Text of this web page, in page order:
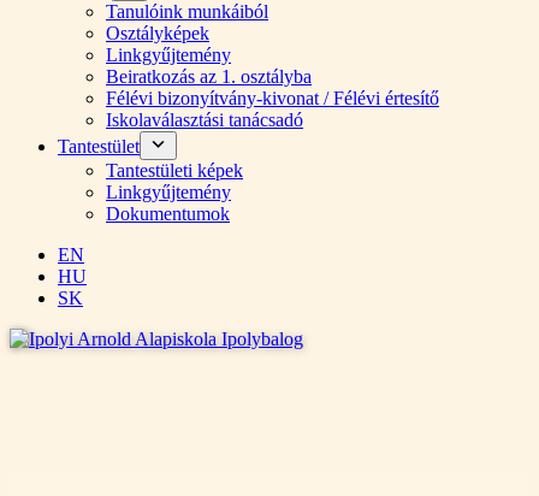
Tanulóink munkáiból
Osztályképek
Linkgyűjtemény
Beiratkozás az 1. osztályba
Félévi bizonyítvány-kivonat / Félévi értesítő
Iskolaválasztási tanácsadó
Tantestület
Tantestületi képek
Linkgyűjtemény
Dokumentumok
EN
HU
SK